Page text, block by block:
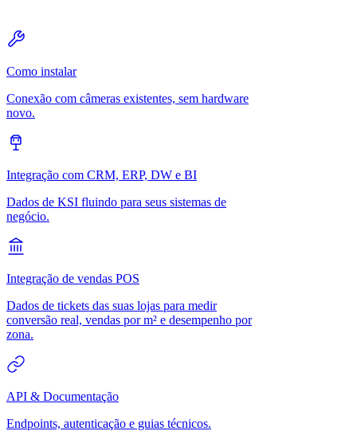
Como instalar
Conexão com câmeras existentes, sem hardware
novo.
Integração com CRM, ERP, DW e BI
Dados de KSI fluindo para seus sistemas de
negócio.
Integração de vendas POS
Dados de tickets das suas lojas para medir
conversão real, vendas por m² e desempenho por
zona.
API & Documentação
Endpoints, autenticação e guias técnicos.